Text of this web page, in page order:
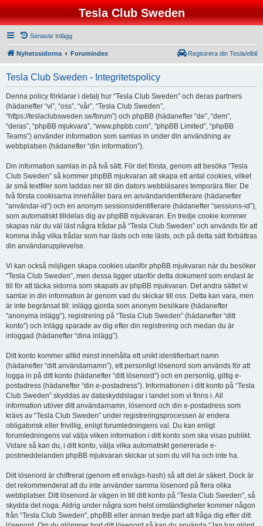
Tesla Club Sweden
Senaste Inlägg
Nyhetssidorna Forumindex Registrera din Tesla/elbil
Tesla Club Sweden - Integritetspolicy
Denna policy förklarar i detalj hur “Tesla Club Sweden” och deras partners
(hädanefter “vi”, “oss”, “vår”, “Tesla Club Sweden”,
“https://teslaclubsweden.se/forum”) och phpBB (hädanefter “de”, “dem”,
“deras”, “phpBB mjukvara”, “www.phpbb.com”, “phpBB Limited”, “phpBB
Teams”) använder information som samlas in under din användning av
webbplatsen (hädanefter “din information”).
Din information samlas in på två sätt. För det första, genom att besöka “Tesla
Club Sweden” så kommer phpBB mjukvaran att skapa ett antal cookies, vilket
är små textfiler som laddas ner till din dators webbläsares temporära filer. De
två första cookisarna innehåller bara en användaridentifierare (hädanefter
“användar-id”) och en anonym sessionsidentifierare (hädanefter “sessions-id”),
som automatiskt tilldelas dig av phpBB mjukvaran. En tredje cookie kommer
skapas när du väl läst några trådar på “Tesla Club Sweden” och används för att
komma ihåg vilka trådar som har lästs och inte lästs, och på detta sätt förbättras
din användarupplevelse.
Vi kan också möjligen skapa cookies utanför phpBB mjukvaran när du besöker
“Tesla Club Sweden”, men dessa ligger utanför detta dokument som endast är
till för att täcka sidorna som skapats av phpBB mjukvaran. Det andra sättet vi
samlar in din information är genom vad du skickar till oss. Detta kan vara, men
är inte begränsat till: inlägg gjorda som anonym besökare (hädanefter
“anonyma inlägg”), registrering på “Tesla Club Sweden” (hädanefter “ditt
konto”) och inlägg sparade av dig efter din registrering och medan du är
inloggad (hädanefter “dina inlägg”).
Ditt konto kommer alltid minst innehålla ett unikt identifierbart namn
(hädanefter “ditt användarnamn”), ett personligt lösenord som används för att
logga in på ditt konto (hädanefter “ditt lösenord”) och en personlig, giltig e-
postadress (hädanefter “din e-postadress”). Informationen i ditt konto på “Tesla
Club Sweden” skyddas av dataskyddslagar i landet som vi finns i. All
information utöver ditt användarnamn, lösenord och din e-postadress som
krävs av “Tesla Club Sweden” under registreringsprocessen är endera
obligatorisk eller frivillig, enligt forumledningens val. Du kan enligt
forumledningens val välja vilken information i ditt konto som ska visas publikt.
Vidare så kan du, i ditt konto, välja vilka automatiskt genererade e-
postmeddelanden phpBB mjukvaran skickar ut som du vill ha och inte ha.
Ditt lösenord är chiffrerat (genom ett envägs-hash) så att det är säkert. Dock är
det rekommenderat att du inte använder samma lösenord på flera olika
webbplatser. Ditt lösenord är vägen in till ditt konto på “Tesla Club Sweden”, så
skydda det noga. Aldrig under några som helst omständigheter kommer någon
från “Tesla Club Sweden”, phpBB eller annan tredje part att fråga dig efter ditt